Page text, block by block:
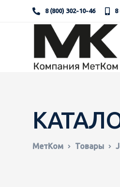
8 (800) 302-10-46 8
МетКом Товары